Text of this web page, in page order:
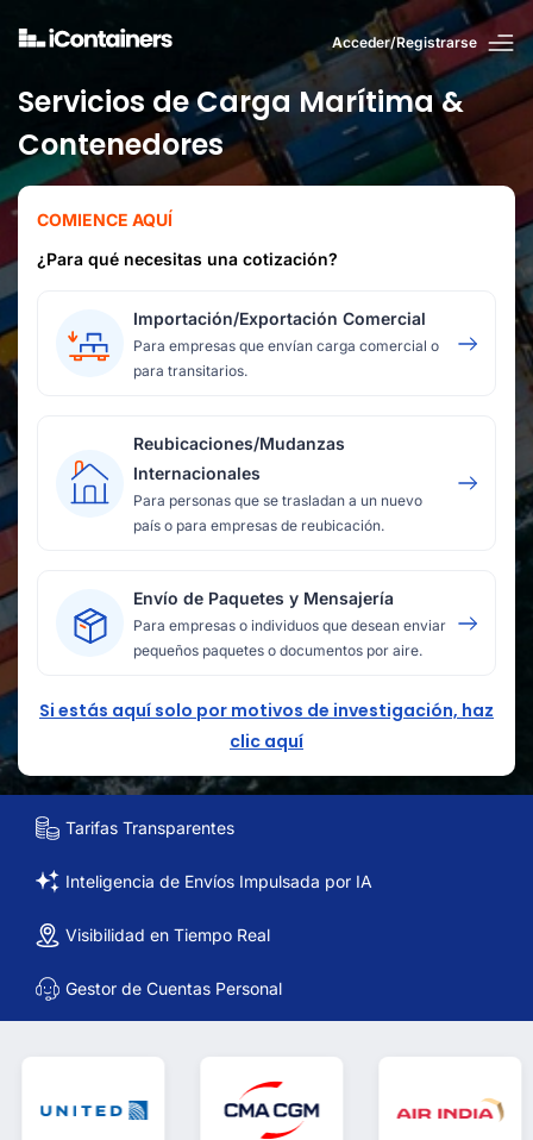
Acceder/Registrarse
Servicios de Carga Marítima &
Contenedores
COMIENCE AQUÍ
¿Para qué necesitas una cotización?
Importación/Exportación Comercial
Para empresas que envían carga comercial o
para transitarios.
Reubicaciones/Mudanzas
Internacionales
Para personas que se trasladan a un nuevo
país o para empresas de reubicación.
Envío de Paquetes y Mensajería
Para empresas o individuos que desean enviar
pequeños paquetes o documentos por aire.
Si estás aquí solo por motivos de investigación, haz
clic aquí
Tarifas Transparentes
Inteligencia de Envíos Impulsada por IA
Visibilidad en Tiempo Real
Gestor de Cuentas Personal